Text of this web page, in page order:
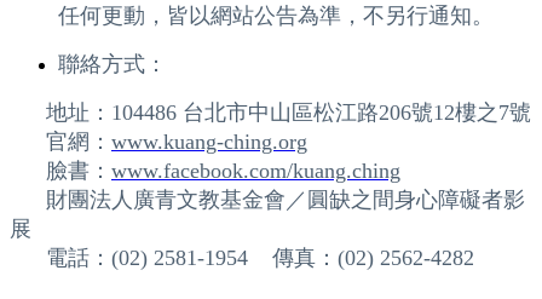
任何更動，皆以網站公告為準，不另行通知。
聯絡方式：
地址：104486 台北市中山區松江路206號12樓之7號
官網： www.kuang-ching.org
臉書： www.facebook.com/kuang.ching
財團法人廣青文教基金會／圓缺之間身心障礙者影
展
電話：(02) 2581-1954 傳真：(02) 2562-4282